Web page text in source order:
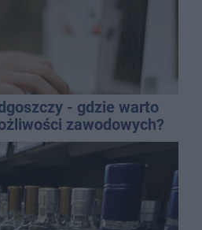
- gdzie warto
zawodowych?